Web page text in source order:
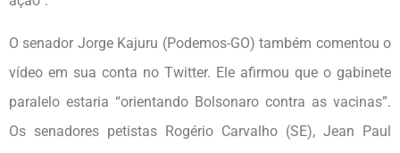
O senador Jorge Kajuru (Podemos-GO) também comentou o
vídeo em sua conta no Twitter. Ele afirmou que o gabinete
paralelo estaria “orientando Bolsonaro contra as vacinas”.
Os senadores petistas Rogério Carvalho (SE), Jean Paul